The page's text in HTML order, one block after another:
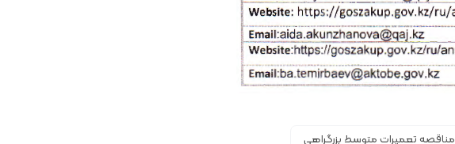
مناقصه تعمیرات متوسط بزرگراهی